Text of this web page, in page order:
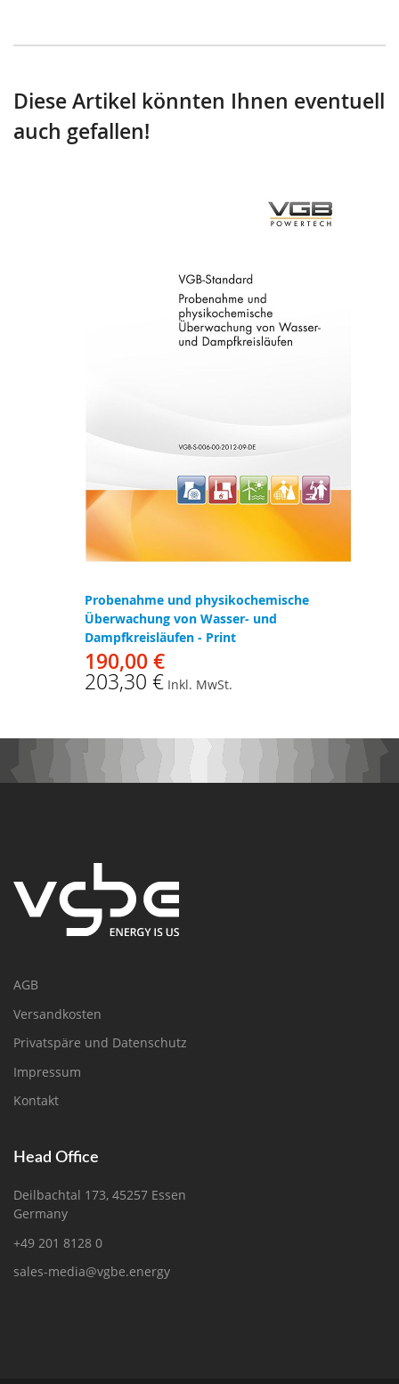
Diese Artikel könnten Ihnen eventuell
auch gefallen!
Probenahme und physikochemische
Überwachung von Wasser- und
Dampfkreisläufen - Print
190,00 €
203,30 € Inkl. MwSt.
AGB
Versandkosten
Privatspäre und Datenschutz
Impressum
Kontakt
Head Office
Deilbachtal 173, 45257 Essen
Germany
+49 201 8128 0
sales-media@vgbe.energy